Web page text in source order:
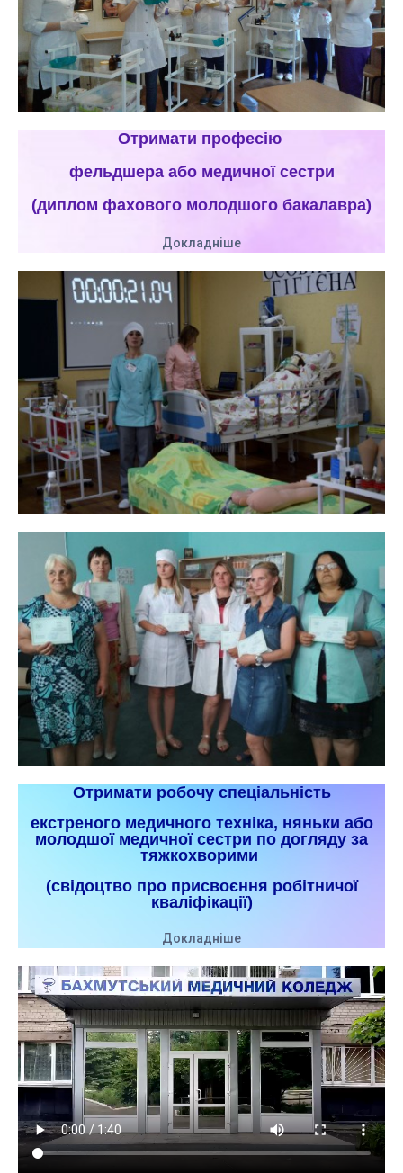
Отримати професію
фельдшера або медичної сестри
(диплом фахового молодшого бакалавра)
Докладніше
Отримати робочу спеціальність
екстреного медичного техніка, няньки або
молодшої медичної сестри по догляду за
тяжкохворими
(свідоцтво про присвоєння робітничої
кваліфікації)
Докладніше